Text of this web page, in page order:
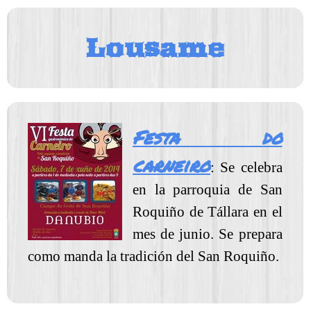
Lousame
Festa do
carneiro: Se celebra
en la parroquia de San
Roquiño de Tállara en el
mes de junio. Se prepara
como manda la tradición del San Roquiño.